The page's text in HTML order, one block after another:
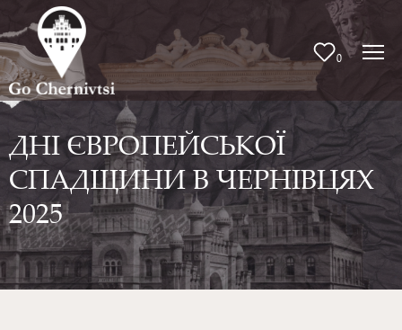
0
ДНІ ЄВРОПЕЙСЬКОЇ
СПАДЩИНИ В ЧЕРНІВЦЯХ
2025